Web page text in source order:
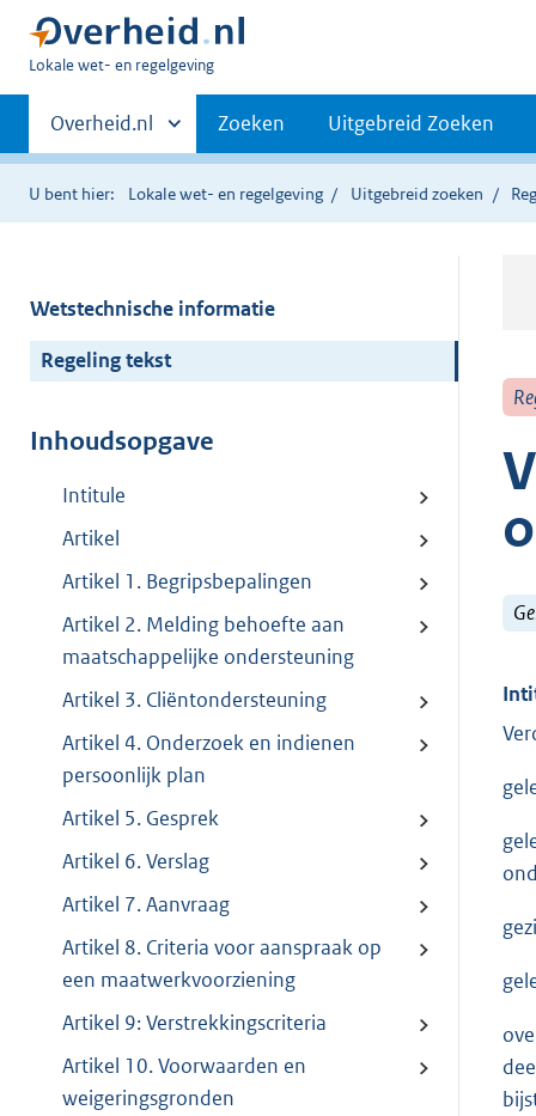
U
hier:
Lokale wet- en regelgeving
Primaire
navigatie
Andere
sites
binnen
Overheid.nl Zoeken Uitgebreid Zoeken
U bent hier: Lokale wet- en regelgeving Uitgebreid zoeken
Wetstechnische informatie
Regeling tekst
Inhoudsopgave
Intitule
Artikel
Artikel 1. Begripsbepalingen
Artikel 2. Melding behoefte aan
maatschappelijke ondersteuning
Artikel 3. Cliëntondersteuning
Artikel 4. Onderzoek en indienen
persoonlijk plan
Artikel 5. Gesprek
Artikel 6. Verslag
Artikel 7. Aanvraag
Artikel 8. Criteria voor aanspraak op
een maatwerkvoorziening
Artikel 9: Verstrekkingscriteria
Artikel 10. Voorwaarden en
weigeringsgronden